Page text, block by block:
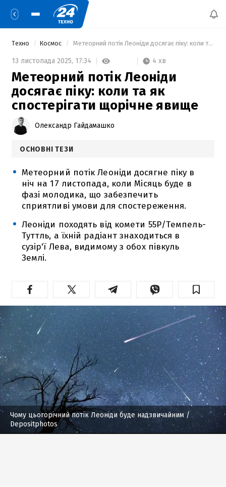
Техно Космос Метеорний потік Леоніди досягає піку: коли та як спостерігати щорічне явище
13 листопада 2025, 17:34 4 хв
Метеорний потік Леоніди
досягає піку: коли та як
спостерігати щорічне явище
Олександр Гайдамашко
ОСНОВНІ ТЕЗИ
Метеорний потік Леоніди досягне піку в
ніч на 17 листопада, коли Місяць буде в
фазі молодика, що забезпечить
сприятливі умови для спостереження.
Леоніди походять від комети 55P/Темпель-
Туттль, а їхній радіант знаходиться в
сузір'ї Лева, видимому з обох півкуль
Землі.
Чому цьогорічний потік Леоніди буде надзвичайним/
Depositphotos